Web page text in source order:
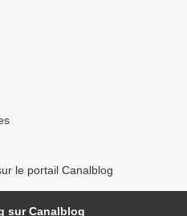
le portail Canalblog
sur Canalblog